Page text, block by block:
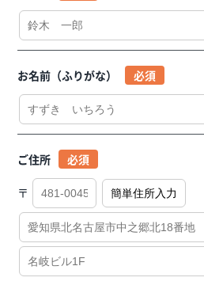
お名前（ふりがな）
ご住所
〒